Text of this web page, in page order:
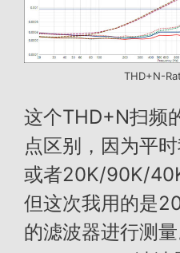
THD+N-
这个THD+N扫频
点区别，因为平
或者20K/90K/
但这次我用的是
的滤波器进行测